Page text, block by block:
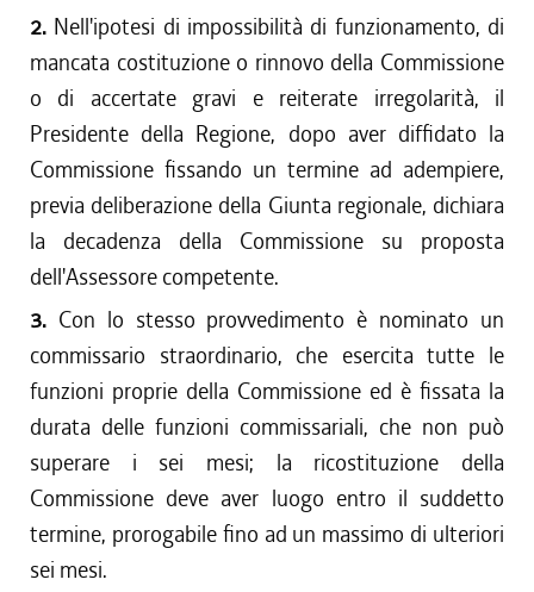
2. Nell'ipotesi di impossibilità di funzionamento, di
mancata costituzione o rinnovo della Commissione
o di accertate gravi e reiterate irregolarità, il
Presidente della Regione, dopo aver diffidato la
Commissione fissando un termine ad adempiere,
previa deliberazione della Giunta regionale, dichiara
la decadenza della Commissione su proposta
dell'Assessore competente.
3. Con lo stesso provvedimento è nominato un
commissario straordinario, che esercita tutte le
funzioni proprie della Commissione ed è fissata la
durata delle funzioni commissariali, che non può
superare i sei mesi; la ricostituzione della
Commissione deve aver luogo entro il suddetto
termine, prorogabile fino ad un massimo di ulteriori
sei mesi.